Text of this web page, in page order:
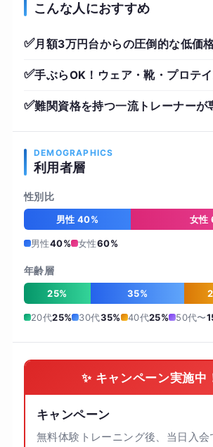
こんな人におすすめ
✅月額3万円台からの圧倒的な低価
✅手ぶらOK！ウェア・靴・プロテ
✅難関資格を持つ一流トレーナーが
DEMOGRAPHICS
利用者層
性別比
男性 40% 女性
男性40% 女性60%
年齢層
25% 35%
20代25% 30代35% 40代25% 50代〜
✨ キャンペーン実施中
キャンペーン
無料体験トレーニング後、当日入会